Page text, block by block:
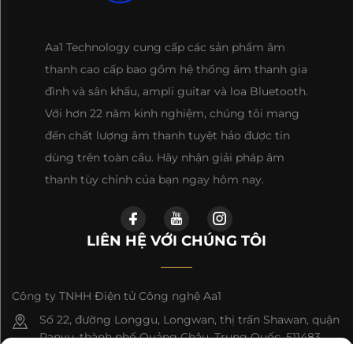
Aa1 Technology cung cấp các sản phẩm âm
thanh cao cấp bao gồm hệ thống âm thanh gia
đình và sân khấu, ampli guitar và loa Bluetooth.
Với hơn 22 năm kinh nghiệm, chúng tôi mang
đến chất lượng âm thanh tuyệt hảo được tin
dùng trên toàn cầu. Hãy nhận giải pháp âm
thanh tùy chỉnh của bạn ngay hôm nay.
LIÊN HỆ VỚI CHÚNG TÔI
Công ty TNHH Điện tử Công nghệ Aa1
Số 22, đường Longgu, Longwan, thị trấn Shawan, quận
Panyu, thành phố Quảng Châu, Trung Quốc, 511483